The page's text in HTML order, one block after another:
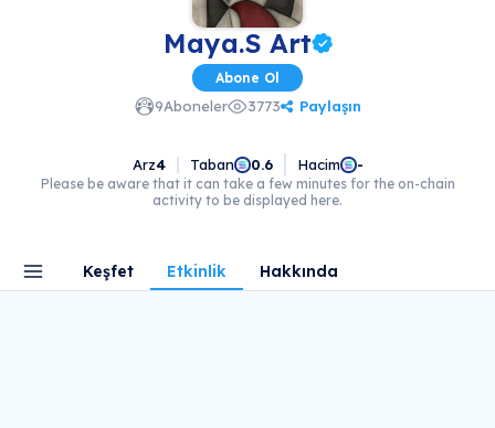
Maya.S Art
Abone Ol
9Aboneler 3773 Paylaşın
Arz4 Taban 0.6 Hacim -
Please be aware that it can take a few minutes for the on-chain
activity to be displayed here.
Keşfet Etkinlik Hakkında